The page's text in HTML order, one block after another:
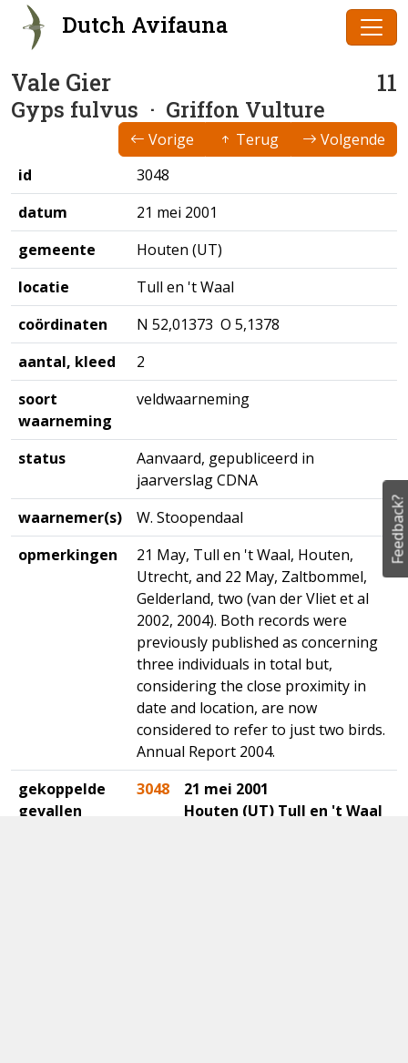
Dutch Avifauna
Vale Gier 11
Gyps fulvus · Griffon Vulture
Vorige Terug
Volgende
id
3048
datum
21 mei 2001
gemeente
Houten (UT)
locatie
Tull en 't Waal
coördinaten
N 52,01373 O 5,1378
aantal, kleed
2
soort
waarneming
veldwaarneming
status
Aanvaard, gepubliceerd in
jaarverslag CDNA
waarnemer(s)
W. Stoopendaal
opmerkingen
21 May, Tull en 't Waal, Houten,
Utrecht, and 22 May, Zaltbommel,
Gelderland, two (van der Vliet et al
2002, 2004). Both records were
previously published as concerning
three individuals in total but,
considering the close proximity in
date and location, are now
considered to refer to just two birds.
Annual Report 2004.
gekoppelde
gevallen
3048
21 mei 2001
Houten (UT) Tull en 't Waal
Feedback?